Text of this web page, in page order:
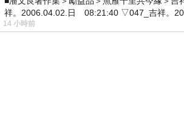
祥。2006.04.02.日 08:21:40 ▽047_吉祥。
14 小時前